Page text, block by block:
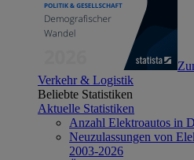
Verkehr & Logistik
Beliebte Statistiken
Aktuelle Statistiken
Anzahl Elektroautos in
Neuzulassungen von
2003-2026